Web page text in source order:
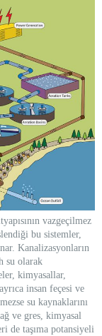
vazgeçilmez
bu sistemler,
Kanalizasyonların
su olarak
kimyasallar,
insan feçesi ve
su kaynaklarını
ve gres, kimyasal
de taşıma potansiyeli